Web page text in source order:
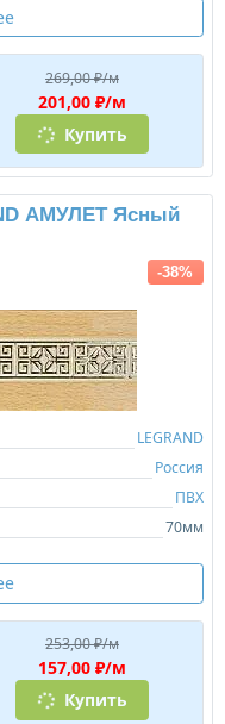
269,00 ₽/м
201,00 ₽/м
Купить
АМУЛЕТ Ясный
-38%
LEGRAND
Россия
ПВХ
70мм
253,00 ₽/м
157,00 ₽/м
Купить